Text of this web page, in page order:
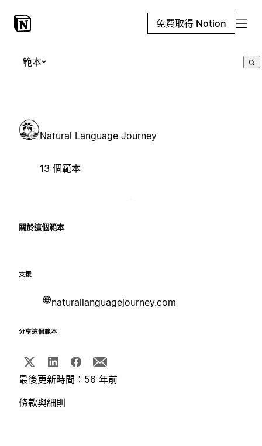
免費取得 Notion
範本
Natural Language Journey
13 個範本
關於這個範本
支援
naturallanguagejourney.com
分享這個範本
最後更新時間：56 年前
條款與細則